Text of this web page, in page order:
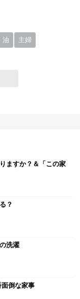
油 主婦
ますか？＆「この家
？
洗濯
倒な家事